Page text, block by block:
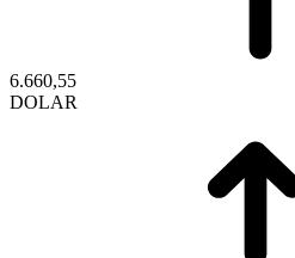
6.660,55
DOLAR